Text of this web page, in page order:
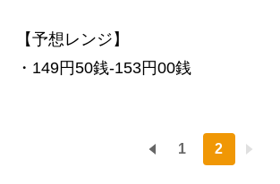
【予想レンジ】
・149円50銭-153円00銭
1 2